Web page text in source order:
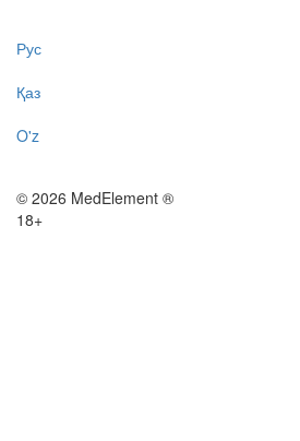
Рус
Қаз
O'z
© 2026 MedElement ®
18+